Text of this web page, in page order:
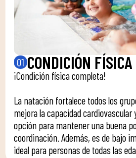
01 CONDICIÓN FÍSICA
¡Condición física completa!
La natación fortalece todos los
mejora la capacidad cardiovascular
opción para mantener una buena
coordinación. Además, es de bajo
ideal para personas de todas las